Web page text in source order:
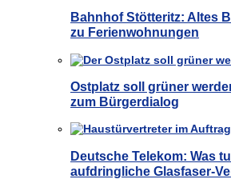
Bahnhof Stötteritz: Altes
zu Ferienwohnungen
Ostplatz soll grüner
zum Bürgerdialog
Deutsche Telekom: Was
aufdringliche Glasfaser-